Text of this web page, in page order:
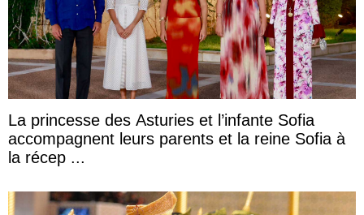
La princesse des Asturies et l’infante Sofia
accompagnent leurs parents et la reine Sofia à
la récep ...